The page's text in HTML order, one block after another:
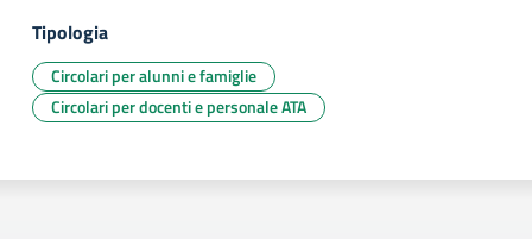
Tipologia
Circolari per alunni e famiglie
Circolari per docenti e personale ATA